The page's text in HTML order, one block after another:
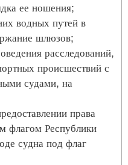
ее ношения;
водных путей в
шлюзов;
расследований,
происшествий с
судами, на
права
флагом Республики
судна под флаг